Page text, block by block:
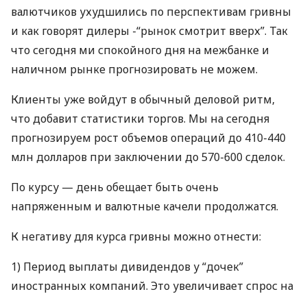
валютчиков ухудшились по перспективам гривны
и как говорят дилеры -“рынок смотрит вверх”. Так
что сегодня ми спокойного дня на межбанке и
наличном рынке прогнозировать не можем.
Клиенты уже войдут в обычный деловой ритм,
что добавит статистики торгов. Мы на сегодня
прогнозируем рост объемов операций до 410-440
млн долларов при заключении до 570-600 сделок.
По курсу — день обещает быть очень
напряженным и валютные качели продолжатся.
К негативу для курса гривны можно отнести:
1) Период выплаты дивидендов у “дочек”
иностранных компаний. Это увеличивает спрос на